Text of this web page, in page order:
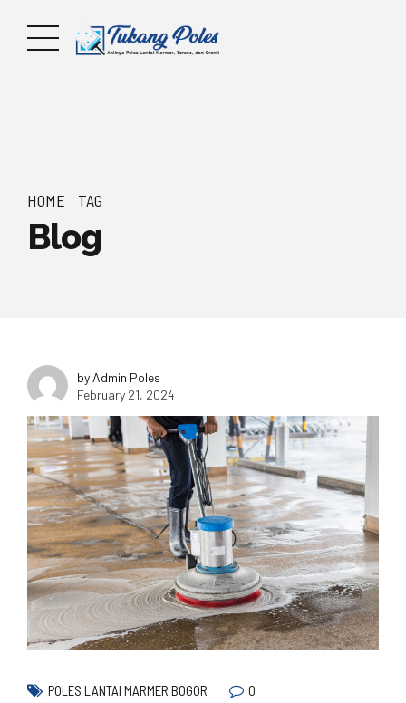
HOME TAG
Blog
by Admin Poles
February 21, 2024
POLES LANTAI MARMER BOGOR 0